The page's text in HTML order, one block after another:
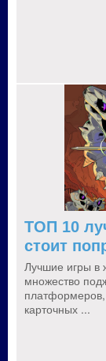
ТОП 10
стоит
Лучшие игры в
множество
платформеров,
карточных ...